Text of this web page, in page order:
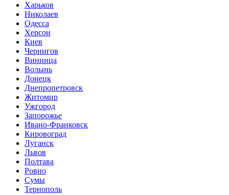
Харьков
Николаев
Одесса
Херсон
Киев
Чернигов
Винница
Волынь
Донецк
Днепропетровск
Житомир
Ужгород
Запорожье
Ивано-Франковск
Кировоград
Луганск
Львов
Полтава
Ровно
Сумы
Тернополь